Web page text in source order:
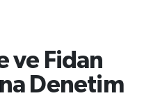
ve Fidan
Denetim
Fikstür